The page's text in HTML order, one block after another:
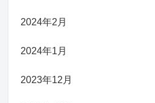
2024年2月
2024年1月
2023年12月